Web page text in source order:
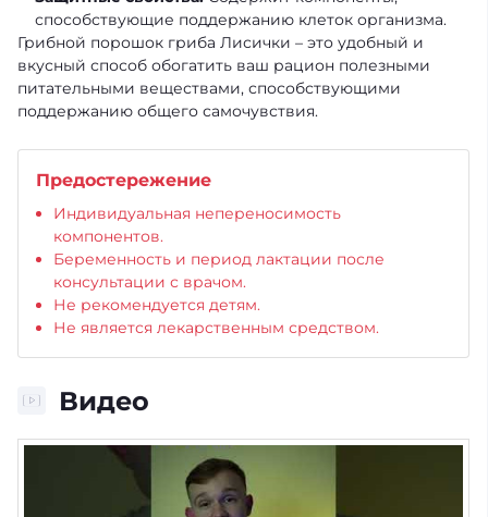
способствующие поддержанию клеток организма.
Грибной порошок гриба Лисички – это удобный и
вкусный способ обогатить ваш рацион полезными
питательными веществами, способствующими
поддержанию общего самочувствия.
Предостережение
Индивидуальная непереносимость
компонентов.
Беременность и период лактации после
консультации с врачом.
Не рекомендуется детям.
Не является лекарственным средством.
Видео